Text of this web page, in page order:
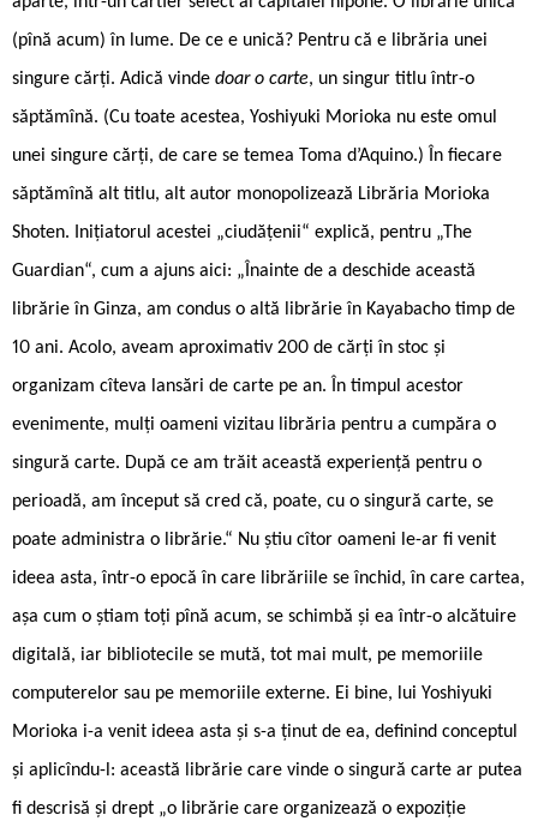
(pînă acum) în lume. De ce e unică? Pentru că e librăria unei
singure cărți. Adică vinde doar o carte, un singur titlu într-o
săptămînă. (Cu toate acestea, Yoshiyuki Morioka nu este omul
unei singure cărți, de care se temea Toma d’Aquino.) În fiecare
săptămînă alt titlu, alt autor monopolizează Librăria Morioka
Shoten. Inițiatorul acestei „ciudățenii“ explică, pentru „The
Guardian“, cum a ajuns aici: „Înainte de a deschide această
librărie în Ginza, am condus o altă librărie în Kayabacho timp de
10 ani. Acolo, aveam aproximativ 200 de cărți în stoc și
organizam cîteva lansări de carte pe an. În timpul acestor
evenimente, mulți oameni vizitau librăria pentru a cumpăra o
singură carte. După ce am trăit această experiență pentru o
perioadă, am început să cred că, poate, cu o singură carte, se
poate administra o librărie.“ Nu știu cîtor oameni le-ar fi venit
ideea asta, într-o epocă în care librăriile se închid, în care cartea,
așa cum o știam toți pînă acum, se schimbă și ea într-o alcătuire
digitală, iar bibliotecile se mută, tot mai mult, pe memoriile
computerelor sau pe memoriile externe. Ei bine, lui Yoshiyuki
Morioka i-a venit ideea asta și s-a ținut de ea, definind conceptul
și aplicîndu-l: această librărie care vinde o singură carte ar putea
fi descrisă și drept „o librărie care organizează o expoziție